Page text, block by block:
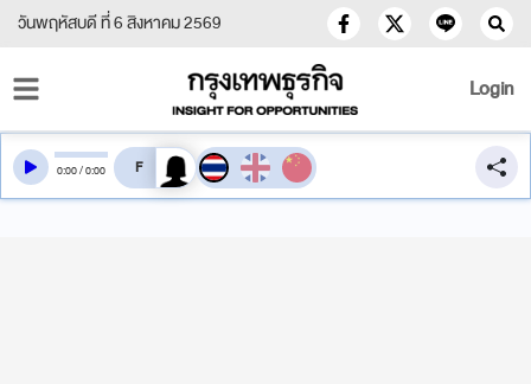
วันพฤหัสบดี ที่ 6 สิงหาคม 2569
Login
0:00/0:00 สลับเสียงอ่าน